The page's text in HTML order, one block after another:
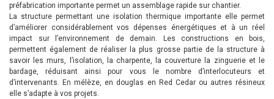
préfabrication importante permet un assemblage rapide sur chantier.
La structure permettant une isolation thermique importante elle permet
d’améliorer considérablement vos dépenses énergétiques et à un réel
impact sur l’environnement de demain. Les constructions en bois,
permettent également de réaliser la plus grosse partie de la structure à
savoir les murs, l’isolation, la charpente, la couverture la zinguerie et le
bardage, réduisant ainsi pour vous le nombre d’interlocuteurs et
d’intervenants. En mélèze, en douglas en Red Cedar ou autres résineux
elle s’adapte à vos projets.